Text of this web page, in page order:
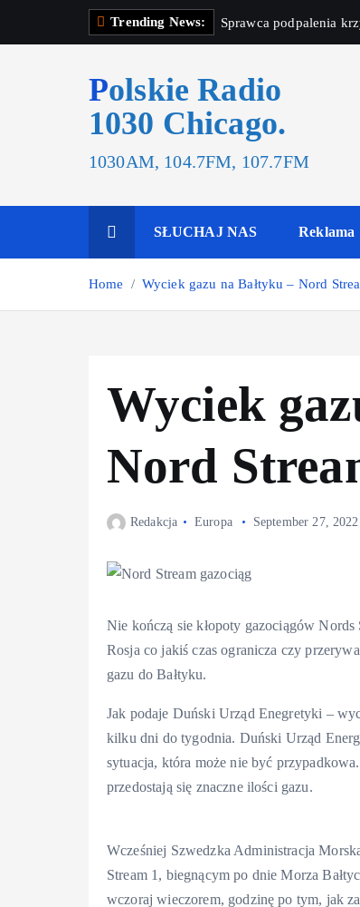
Trending News: Sprawca podpalenia
Polskie Radio
1030 Chicago.
1030AM, 104.7FM, 107.7FM
SŁUCHAJ NAS Reklama
Home Wyciek gazu na Bałtyku – Nord
Wyciek
Nord
Redakcja Europa September 27, 2022
Nie kończą sie kłopoty gazociągów
Rosja co jakiś czas ogranicza czy
gazu do Bałtyku.
Jak podaje Duński Urząd Enegretyki –
kilku dni do tygodnia. Duński Urząd
sytuacja, która może nie być
przedostają się znaczne ilości gazu.
Wcześniej Szwedzka Administracja
Stream 1, biegnącym po dnie Morza
wczoraj wieczorem, godzinę po tym, jak